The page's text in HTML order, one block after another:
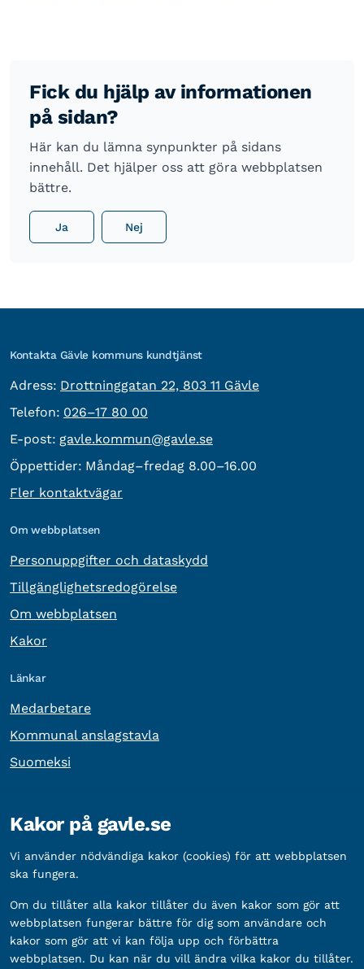
Fick du hjälp av informationen
på sidan?
Här kan du lämna synpunkter på sidans
innehåll. Det hjälper oss att göra webbplatsen
bättre.
Ja Nej
Kontakta Gävle kommuns kundtjänst
Adress: besöksadress:
Drottninggatan 22, 803 11 Gävle
Telefon: Telefon:
026–17 80 00
E-post: E-post:
gavle.kommun@gavle.se
Öppettider: Måndag–fredag 8.00–16.00
Fler kontaktvägar
Om webbplatsen
Personuppgifter och dataskydd
Tillgänglighetsredogörelse
Om webbplatsen
Kakor
Länkar
Medarbetare
Kommunal anslagstavla
Suomeksi
Organisationsnummer: 212000-2338
Bankgironummer: 5888-2333
Kakor på gavle.se
Vi använder nödvändiga kakor (cookies) för att webbplatsen
ska fungera.
Om du tillåter alla kakor tillåter du även kakor som gör att
webbplatsen fungerar bättre för dig som användare och
kakor som gör att vi kan följa upp och förbättra
webbplatsen. Du kan när du vill ändra vilka kakor du tillåter.